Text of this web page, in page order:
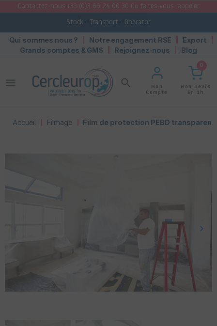
Contactez-nous +33 (0)3 66 24 00 30 Ou faites-vous rappeler
Stock - Transport - Operator
Qui sommes nous ? Notre engagement RSE
Export
Grands comptes & GMS
Rejoignez-nous Blog
search
Mon
Compte
0
Mon Devis
En 1h
menu
Accueil Filmage Film de protection PEBD transparent
keyboard_arrow_right